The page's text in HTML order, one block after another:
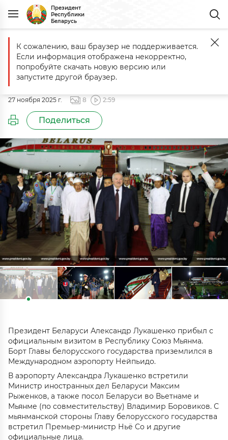
Президент
Республики
Беларусь
Главная События Официальный визит в Республику Союз
Официальный визит в Республику
Союз Мьянма
27 ноября 2025 г. 8 2:59
Поделиться
Президент Беларуси Александр Лукашенко прибыл с
официальным визитом в Республику Союз Мьянма.
Борт Главы белорусского государства приземлился в
Международном аэропорту Нейпьидо.
В аэропорту Александра Лукашенко встретили
Министр иностранных дел Беларуси Максим
Рыженков, а также посол Беларуси во Вьетнаме и
Мьянме (по совместительству) Владимир Боровиков. С
мьянманской стороны Главу белорусского государства
встретил Премьер-министр Ньё Со и другие
официальные лица.
К сожалению, ваш браузер не поддерживается.
Если информация отображена некорректно,
попробуйте скачать новую версию или
запустите другой браузер.